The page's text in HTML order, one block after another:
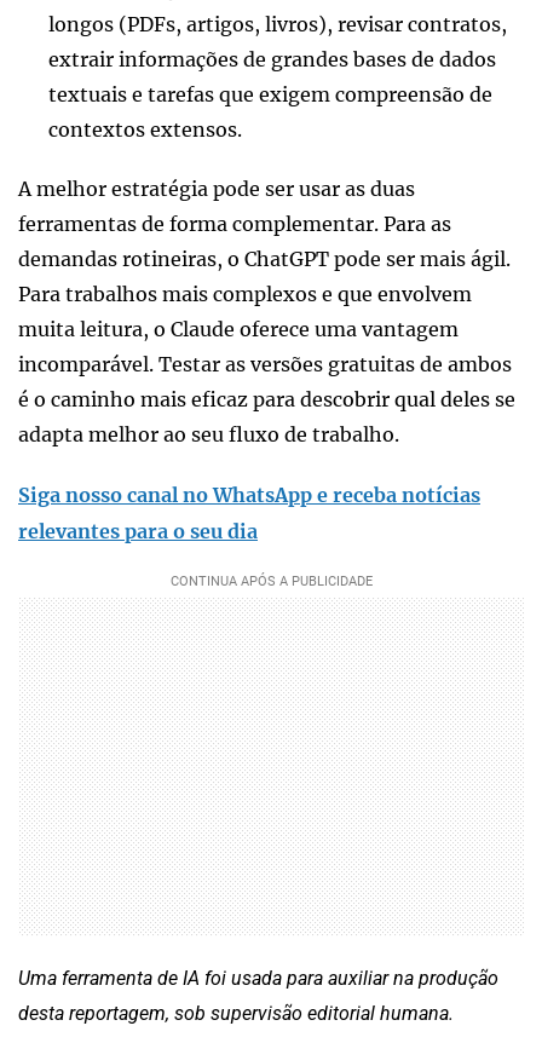
longos (PDFs, artigos, livros), revisar contratos,
extrair informações de grandes bases de dados
textuais e tarefas que exigem compreensão de
contextos extensos.
A melhor estratégia pode ser usar as duas
ferramentas de forma complementar. Para as
demandas rotineiras, o ChatGPT pode ser mais ágil.
Para trabalhos mais complexos e que envolvem
muita leitura, o Claude oferece uma vantagem
incomparável. Testar as versões gratuitas de ambos
é o caminho mais eficaz para descobrir qual deles se
adapta melhor ao seu fluxo de trabalho.
Siga nosso canal no WhatsApp e receba notícias
relevantes para o seu dia
Uma ferramenta de IA foi usada para auxiliar na produção
desta reportagem, sob supervisão editorial humana.